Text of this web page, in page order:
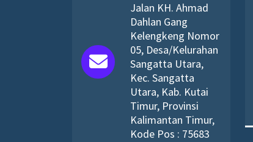
Jalan KH. Ahmad
Dahlan Gang
Kelengkeng Nomor
05, Desa/Kelurahan
Sangatta Utara,
Kec. Sangatta
Utara, Kab. Kutai
Timur, Provinsi
Kalimantan Timur,
Kode Pos : 75683